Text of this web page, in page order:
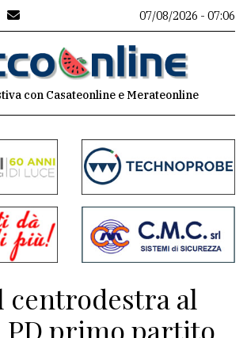
07/08/2026 - 07:06
con Casateonline e Merateonline
centrodestra al
PD primo partito